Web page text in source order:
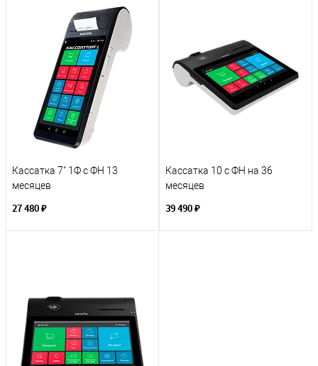
Кассатка 7" 1Ф с ФН 13
месяцев
27 480 ₽
Кассатка 10 с ФН на 36
месяцев
39 490 ₽